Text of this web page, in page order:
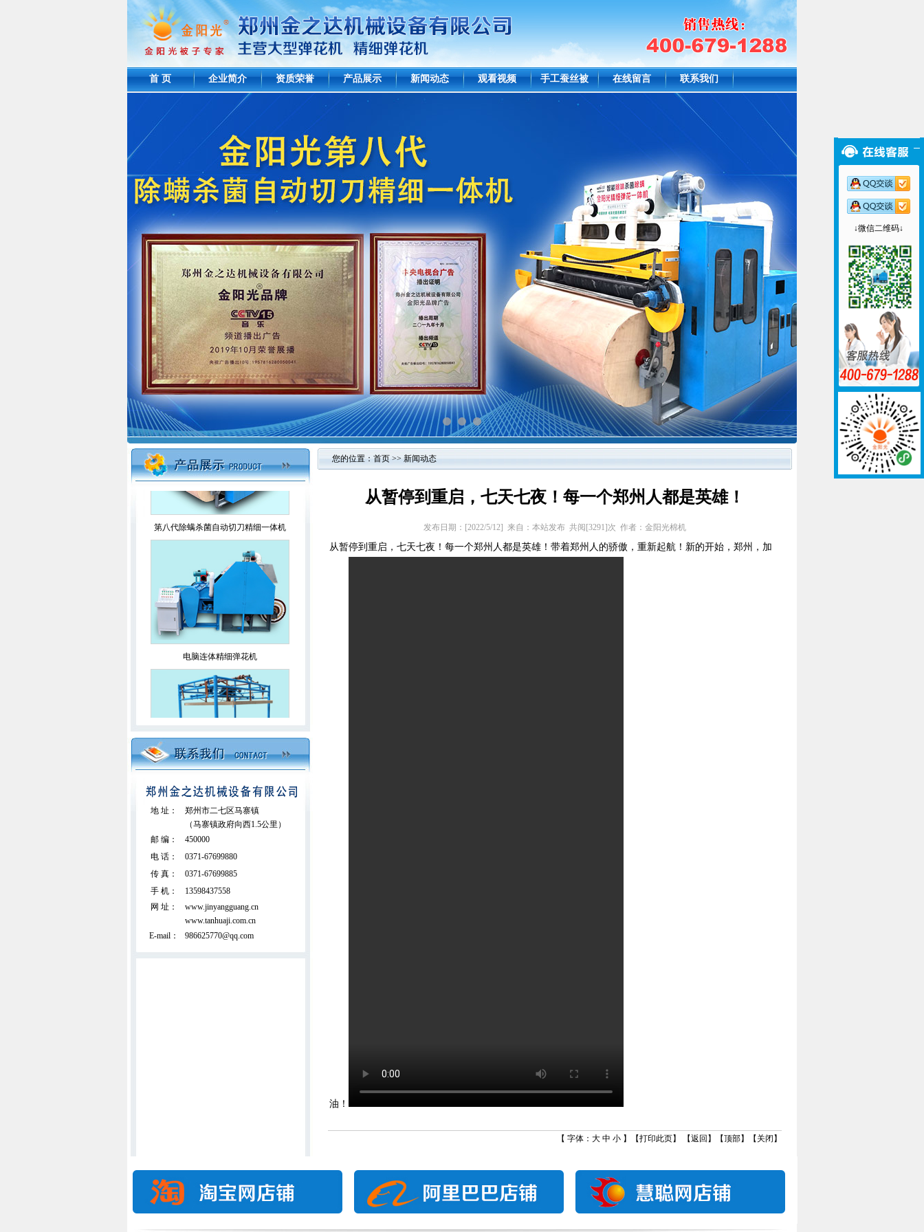
首 页 企业简介 资质荣誉 产品展示 新闻动态 观看视频 手工蚕丝被 在线留言 联系我们
2021智能杀菌除螨精细一体弹花机
第八代除螨杀菌自动切刀精细一体机
电脑连体精细弹花机
升降无网被揉棉机
直立揉板机
地 址：
郑州市二七区马寨镇
（马寨镇政府向西1.5公里）
邮 编：
450000
电 话：
0371-67699880
传 真：
0371-67699885
手 机：
13598437558
网 址：
www.jinyangguang.cn
www.tanhuaji.com.cn
E-mail：
986625770@qq.com
您的位置： 首页 >> 新闻动态
从暂停到重启，七天七夜！每一个郑州人都是英雄！
发布日期：[2022/5/12] 来自：本站发布 共阅[3291]次 作者：金阳光棉机
从暂停到重启，七天七夜！每一个郑州人都是英雄！带着郑州人的骄傲，重新起航！新的开始，郑州，加
油！
【 字体： 大 中 小 】【打印此页】 【返回 】【顶部】【 关闭 】
↓微信二维码↓